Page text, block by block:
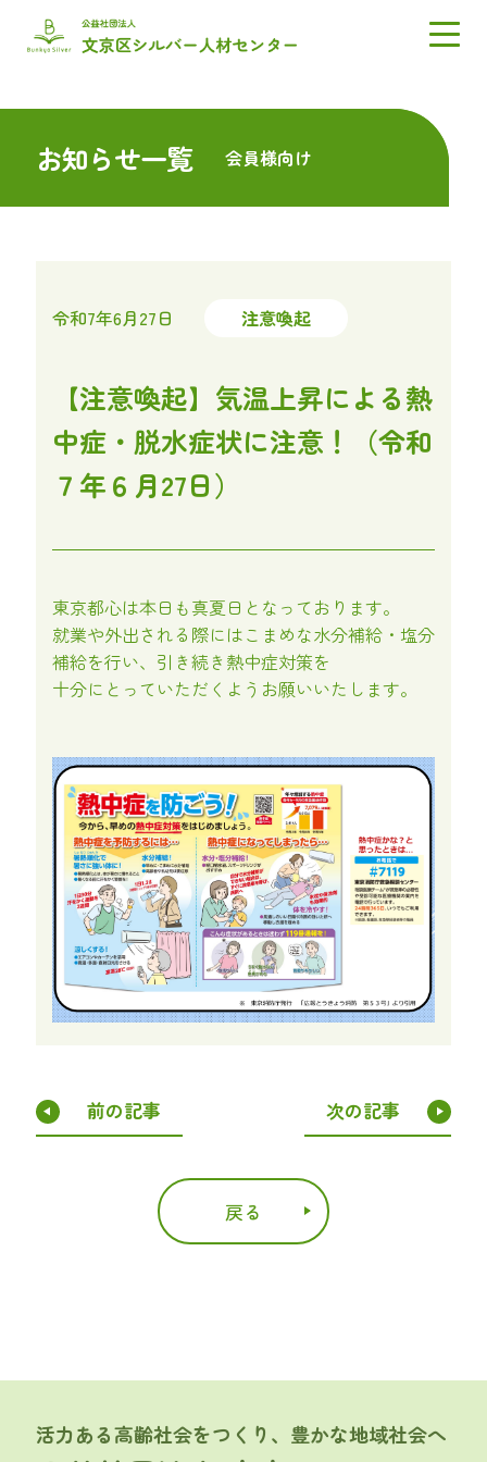
お知らせ一覧 会員様向け
令和7年6月27日 注意喚起
【注意喚起】気温上昇による熱
中症・脱水症状に注意！（令和
７年６月27日）
東京都心は本日も真夏日となっております。
就業や外出される際にはこまめな水分補給・塩分
補給を行い、引き続き熱中症対策を
十分にとっていただくようお願いいたします。
前の記事 次の記事
戻る
活力ある高齢社会をつくり、豊かな地域社会へ